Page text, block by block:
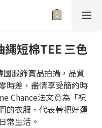
短棉TEE 三色
服飾實品拍攝，品質
時差，盡情享受簡約時
Chance法文意為「祝
的衣服，代表著把好運
常生活。